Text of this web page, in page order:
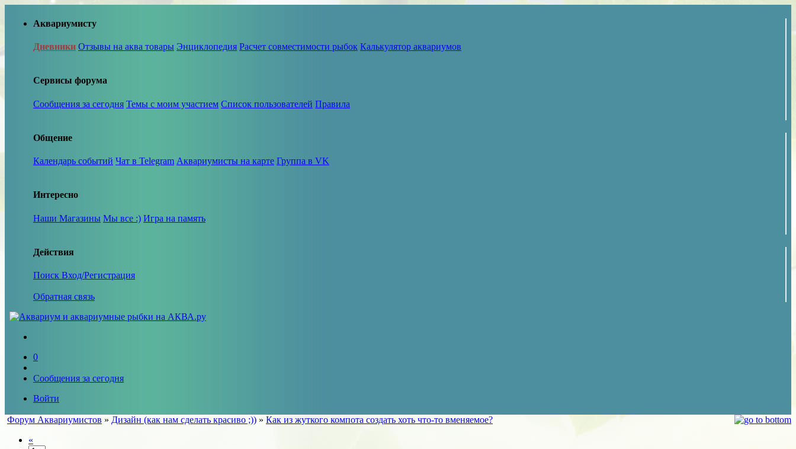
Аквариумисту
Дневники Отзывы на аква товары Энциклопедия Расчет совместимости рыбок Калькулятор аквариумов
Сервисы форума
Сообщения за сегодня Темы с моим участием Список пользователей Правила
Общение
Календарь событий Чат в Telegram Аквариумисты на карте Группа в VK
Интересно
Наши Магазины Мы все :) Игра на память
Действия
Поиск Вход/Регистрация
Обратная связь
0
Сообщения за сегодня
Войти
Форум Аквариумистов » Дизайн (как нам сделать красиво ;)) » Как из жуткого компота создать хоть что-то вменяемое?
«